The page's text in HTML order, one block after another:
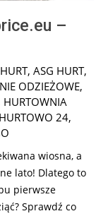
–
, ASG HURT,
ODZIEŻOWE,
HURTOWNIA
HURTOWO 24,
wiosna, a
lato! Dlatego to
pierwsze
Sprawdź co